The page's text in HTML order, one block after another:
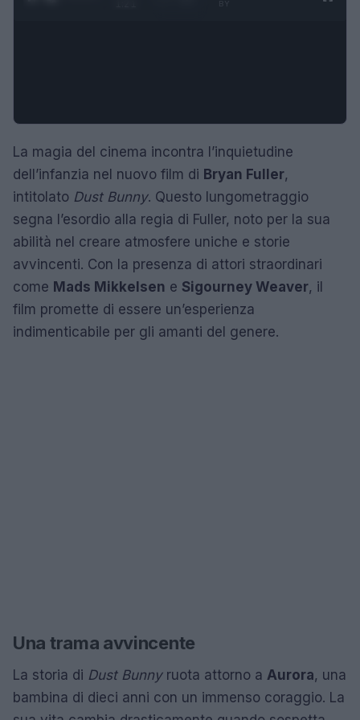
La magia del cinema incontra l’inquietudine
dell’infanzia nel nuovo film di Bryan Fuller,
intitolato Dust Bunny. Questo lungometraggio
segna l’esordio alla regia di Fuller, noto per la sua
abilità nel creare atmosfere uniche e storie
avvincenti. Con la presenza di attori straordinari
come Mads Mikkelsen e Sigourney Weaver, il
film promette di essere un’esperienza
indimenticabile per gli amanti del genere.
Una trama avvincente
La storia di Dust Bunnyruota attorno a Aurora, una
bambina di dieci anni con un immenso coraggio. La